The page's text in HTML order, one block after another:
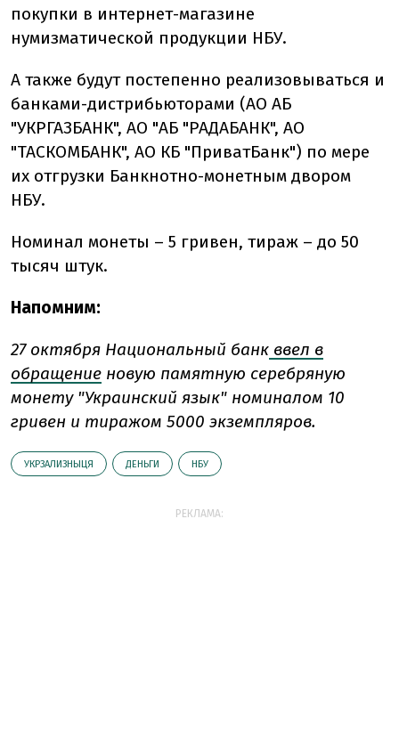
покупки в интернет-магазине
нумизматической продукции НБУ.
А также будут постепенно реализовываться и
банками-дистрибьюторами (АО АБ
"УКРГАЗБАНК", АО "АБ "РАДАБАНК", АО
"ТАСКОМБАНК", АО КБ "ПриватБанк") по мере
их отгрузки Банкнотно-монетным двором
НБУ.
Номинал монеты – 5 гривен, тираж – до 50
тысяч штук.
Напомним:
27 октября Национальный банк ввел в
обращение новую памятную серебряную
монету "Украинский язык" номиналом 10
гривен и тиражом 5000 экземпляров.
УКРЗАЛИЗНЫЦЯ ДЕНЬГИ НБУ
РЕКЛАМА: